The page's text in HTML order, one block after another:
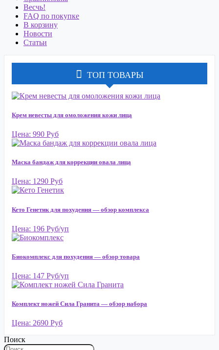
Весчь!
FAQ по покупке
В корзину
Новости
Статьи
ТОП ТОВАРЫ
Крем невесты для омоложения кожи лица
Цена: 990 Руб
Маска бандаж для коррекции овала лица
Цена: 1290 Руб
Кето Генетик для похудения — обзор комплекса
Цена: 196 Руб/уп
Биокомплекс для похудения — обзор товара
Цена: 147 Руб/уп
Комплект ножей Сила Гранита — обзор набора
Цена: 2690 Руб
Поиск